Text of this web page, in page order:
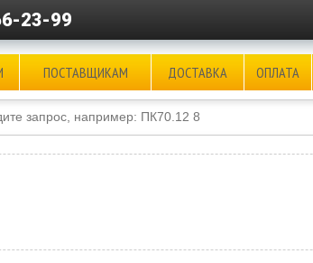
23-99
ПОСТАВЩИКАМ ДОСТАВКА ОПЛАТА